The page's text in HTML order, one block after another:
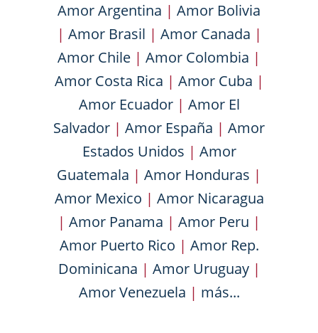
Amor Argentina | Amor Bolivia
| Amor Brasil | Amor Canada |
Amor Chile | Amor Colombia |
Amor Costa Rica | Amor Cuba |
Amor Ecuador| Amor El
Salvador | Amor España | Amor
Estados Unidos | Amor
Guatemala | Amor Honduras |
Amor Mexico | Amor Nicaragua
| Amor Panama | Amor Peru |
Amor Puerto Rico | Amor Rep.
Dominicana | Amor Uruguay|
Amor Venezuela | más...